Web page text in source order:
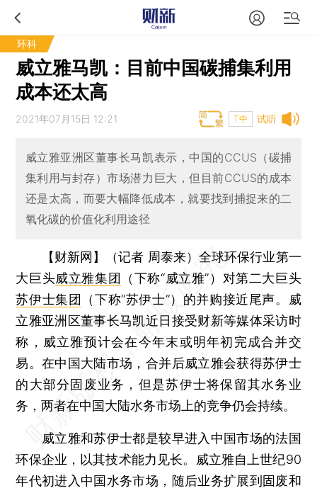
环科
威立雅马凯：目前中国碳捕集利用
成本还太高
试听
2021年07月15日 12:21 T中
威立雅亚洲区董事长马凯表示，中国的CCUS（碳捕
集利用与封存）市场潜力巨大，但目前CCUS的成本
还是太高，而要大幅降低成本，就要找到捕捉来的二
氧化碳的价值化利用途径
【财新网】（记者 周泰来） 全球环保行业第一
大巨头威立雅集团
（下称“威立雅”）对第二大巨头
苏伊士集团
（下称“苏伊士”）的并购接近尾声。威
立雅亚洲区董事长马凯近日接受财新等媒体采访时
称，威立雅预计会在今年末或明年初完成合并交
易。在中国大陆市场，合并后威立雅会获得苏伊士
的大部分固废业务，但是苏伊士将保留其水务业
务，两者在中国大陆水务市场上的竞争仍会持续。
威立雅和苏伊士都是较早进入中国市场的法国
环保企业，以其技术能力见长。威立雅自上世纪90
年代初进入中国水务市场，随后业务扩展到固废和